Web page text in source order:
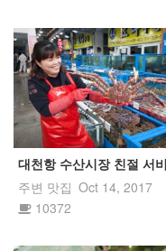
대천항 수산시장 친절 서
주변 맛집 Oct 14, 2017
10372